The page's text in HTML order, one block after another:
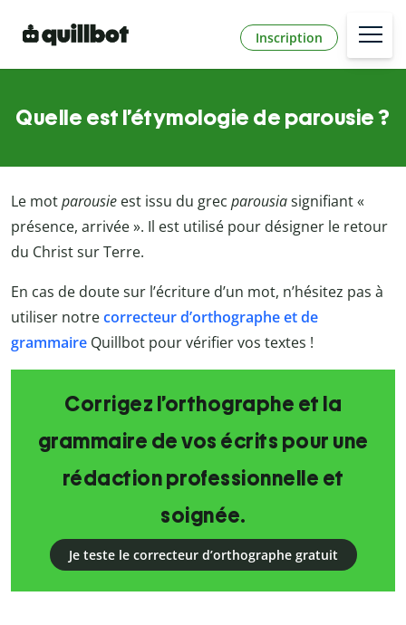
Inscription
Quelle est l’étymologie de parousie ?
Le motparousie est issu du grec parousiasignifiant «
présence, arrivée ». Il est utilisé pour désigner le retour
du Christ sur Terre.
En cas de doute sur l’écriture d’un mot, n’hésitez pas à
utiliser notrecorrecteur d’orthographe et de
grammaire Quillbot pour vérifier vos textes !
Corrigez l’orthographe et la
grammaire de vos écrits pour une
rédaction professionnelle et
soignée.
Je teste le correcteur d’orthographe gratuit